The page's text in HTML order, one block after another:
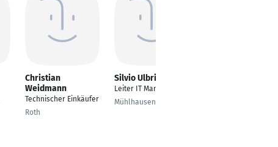
Christian
Weidmann
Technischer Einkäufer
Roth
Silvio Ulbrich
Leiter IT Management
Mühlhausen